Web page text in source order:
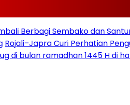
Berbagi Sembako dan
Rojali–Japra Curi Perhatian
di bulan ramadhan 1445 H di